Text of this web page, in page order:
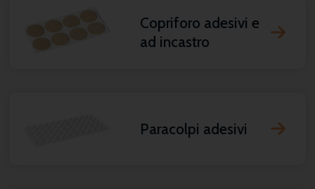
Copriforo adesivi e
ad incastro
Paracolpi adesivi